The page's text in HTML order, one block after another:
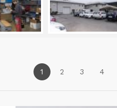
1 2 3 4